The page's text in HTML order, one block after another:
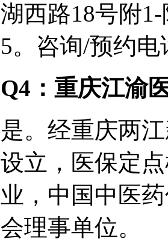
湖西路18号附
5。咨询/预约电
Q4：重庆江渝
是。经重庆两
设立，医保定
业，中国中医
会理事单位。